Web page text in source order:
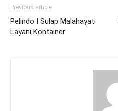
Previous article
Pelindo I Sulap Malahayati
Layani Kontainer